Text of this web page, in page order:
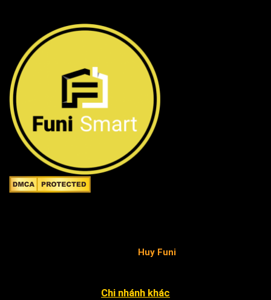
Huy Funi.
Chi nhánh khác